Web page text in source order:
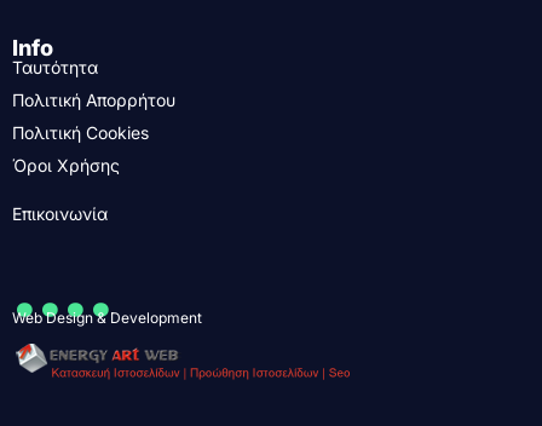
Info
Ταυτότητα
Πολιτική Απορρήτου
Πολιτική Cookies
Όροι Χρήσης
Επικοινωνία
....
Web Design & Development